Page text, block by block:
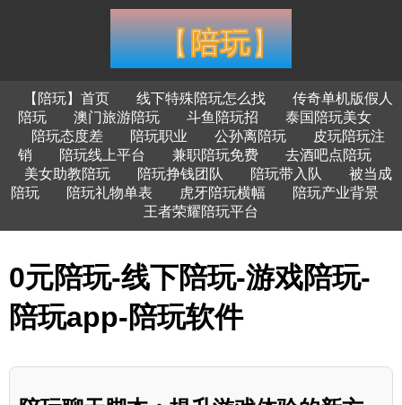
【陪玩】首页 线下特殊陪玩怎么找
传奇单机版假人
陪玩
澳门旅游陪玩 斗鱼陪玩招
泰国陪玩美女
陪玩态度差
陪玩职业 公孙离陪玩
皮玩陪玩注
销
陪玩线上平台 兼职陪玩免费
去酒吧点陪玩
美女助教陪玩
陪玩挣钱团队 陪玩带入队
被当成
陪玩
陪玩礼物单表 虎牙陪玩横幅
陪玩产业背景
王者荣耀陪玩平台
0元陪玩-线下陪玩-游戏陪玩-
陪玩app-陪玩软件